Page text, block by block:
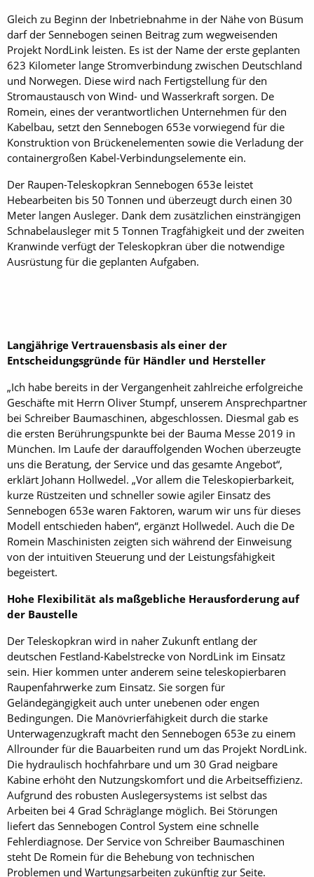
Gleich zu Beginn der Inbetriebnahme in der Nähe von Büsum
darf der Sennebogen seinen Beitrag zum wegweisenden
Projekt NordLink leisten. Es ist der Name der erste geplanten
623 Kilometer lange Stromverbindung zwischen Deutschland
und Norwegen. Diese wird nach Fertigstellung für den
Stromaustausch von Wind- und Wasserkraft sorgen. De
Romein, eines der verantwortlichen Unternehmen für den
Kabelbau, setzt den Sennebogen 653e vorwiegend für die
Konstruktion von Brückenelementen sowie die Verladung der
containergroßen Kabel-Verbindungselemente ein.
Der Raupen-Teleskopkran Sennebogen 653e leistet
Hebearbeiten bis 50 Tonnen und überzeugt durch einen 30
Meter langen Ausleger. Dank dem zusätzlichen einsträngigen
Schnabelausleger mit 5 Tonnen Tragfähigkeit und der zweiten
Kranwinde verfügt der Teleskopkran über die notwendige
Ausrüstung für die geplanten Aufgaben.
Langjährige Vertrauensbasis als einer der
Entscheidungsgründe für Händler und Hersteller
„Ich habe bereits in der Vergangenheit zahlreiche erfolgreiche
Geschäfte mit Herrn Oliver Stumpf, unserem Ansprechpartner
bei Schreiber Baumaschinen, abgeschlossen. Diesmal gab es
die ersten Berührungspunkte bei der Bauma Messe 2019 in
München. Im Laufe der darauffolgenden Wochen überzeugte
uns die Beratung, der Service und das gesamte Angebot“,
erklärt Johann Hollwedel. „Vor allem die Teleskopierbarkeit,
kurze Rüstzeiten und schneller sowie agiler Einsatz des
Sennebogen 653e waren Faktoren, warum wir uns für dieses
Modell entschieden haben“, ergänzt Hollwedel. Auch die De
Romein Maschinisten zeigten sich während der Einweisung
von der intuitiven Steuerung und der Leistungsfähigkeit
begeistert.
Hohe Flexibilität als maßgebliche Herausforderung auf
der Baustelle
Der Teleskopkran wird in naher Zukunft entlang der
deutschen Festland-Kabelstrecke von NordLink im Einsatz
sein. Hier kommen unter anderem seine teleskopierbaren
Raupenfahrwerke zum Einsatz. Sie sorgen für
Geländegängigkeit auch unter unebenen oder engen
Bedingungen. Die Manövrierfähigkeit durch die starke
Unterwagenzugkraft macht den Sennebogen 653e zu einem
Allrounder für die Bauarbeiten rund um das Projekt NordLink.
Die hydraulisch hochfahrbare und um 30 Grad neigbare
Kabine erhöht den Nutzungskomfort und die Arbeitseffizienz.
Aufgrund des robusten Auslegersystems ist selbst das
Arbeiten bei 4 Grad Schräglange möglich. Bei Störungen
liefert das Sennebogen Control System eine schnelle
Fehlerdiagnose. Der Service von Schreiber Baumaschinen
steht De Romein für die Behebung von technischen
Problemen und Wartungsarbeiten zukünftig zur Seite.